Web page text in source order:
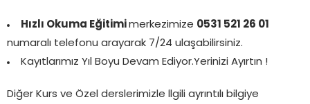
Hızlı Okuma Eğitimi merkezimize 0531 521 26 01
numaralı telefonu arayarak 7/24 ulaşabilirsiniz.
Kayıtlarımız Yıl Boyu Devam Ediyor.Yerinizi Ayırtın !
Diğer Kurs ve Özel derslerimizle İlgili ayrıntılı bilgiye